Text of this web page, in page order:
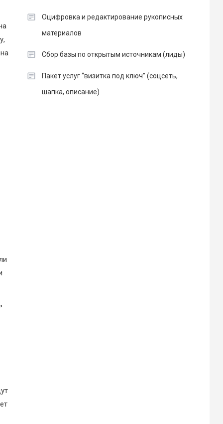
Оцифровка и редактирование рукописных
материалов
Сбор базы по открытым источникам (лиды)
Пакет услуг “визитка под ключ” (соцсеть,
шапка, описание)